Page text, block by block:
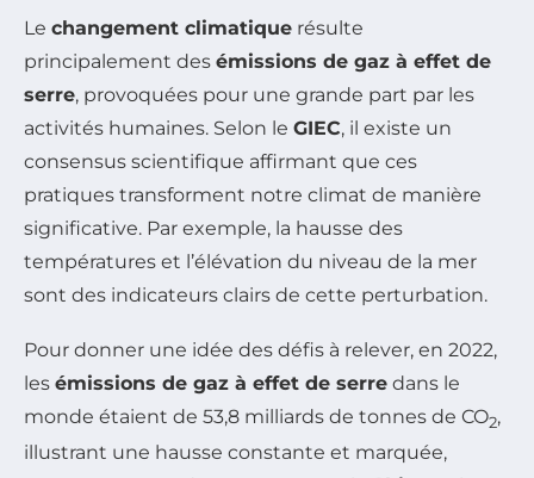
Le changement climatique résulte
principalement des émissions de gaz à effet de
serre, provoquées pour une grande part par les
activités humaines. Selon le GIEC, il existe un
consensus scientifique affirmant que ces
pratiques transforment notre climat de manière
significative. Par exemple, la hausse des
températures et l’élévation du niveau de la mer
sont des indicateurs clairs de cette perturbation.
Pour donner une idée des défis à relever, en 2022,
les émissions de gaz à effet de serre dans le
monde étaient de 53,8 milliards de tonnes de CO2,
illustrant une hausse constante et marquée,